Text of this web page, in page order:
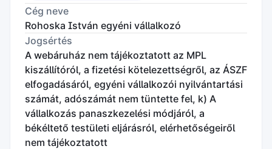
Cég neve
Rohoska István egyéni vállalkozó
Jogsértés
A webáruház nem tájékoztatott az MPL
kiszállítóról, a fizetési kötelezettségről, az ÁSZF
elfogadásáról, egyéni vállalkozói nyilvántartási
számát, adószámát nem tüntette fel, k) A
vállalkozás panaszkezelési módjáról, a
békéltető testületi eljárásról, elérhetőségeiről
nem tájékoztatott